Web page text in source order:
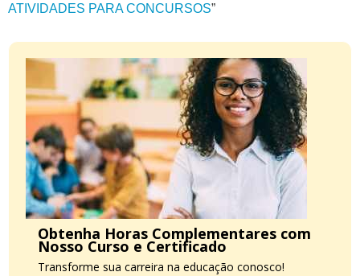
ATIVIDADES PARA CONCURSOS”
Obtenha Horas Complementares com
Nosso Curso e Certificado
Transforme sua carreira na educação conosco!